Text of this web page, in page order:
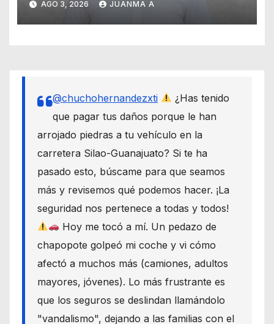
AGO 3, 2026 JUANMA A
@chuchohernandezxti
¿Has tenido
que pagar tus daños porque le han
arrojado piedras a tu vehículo en la
carretera Silao-Guanajuato? Si te ha
pasado esto, búscame para que seamos
más y revisemos qué podemos hacer. ¡La
seguridad nos pertenece a todas y todos!
Hoy me tocó a mí. Un pedazo de
chapopote golpeó mi coche y vi cómo
afectó a muchos más (camiones, adultos
mayores, jóvenes). Lo más frustrante es
que los seguros se deslindan llamándolo
"vandalismo", dejando a las familias con el